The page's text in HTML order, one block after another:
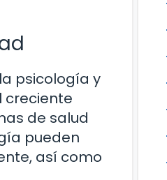
psicología y
creciente
de salud
pueden
así como